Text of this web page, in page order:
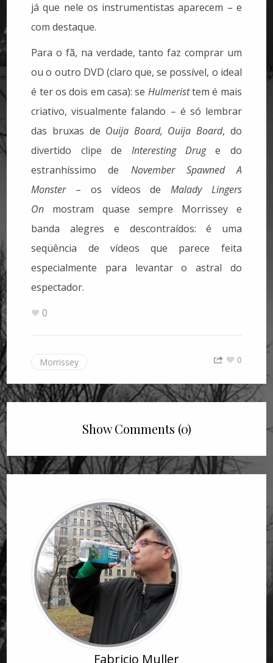
já que nele os instrumentistas aparecem – e
com destaque.
Para o fã, na verdade, tanto faz comprar um
ou o outro DVD (claro que, se possível, o ideal
é ter os dois em casa): se Hulmeristtem é mais
criativo, visualmente falando – é só lembrar
das bruxas de Ouija Board, Ouija Board, do
divertido clipe de Interesting Druge do
estranhíssimo de November Spawned A
Monster – os vídeos deMalady Lingers
On mostram quase sempre Morrissey e
banda alegres e descontraídos: é uma
seqüência de vídeos que parece feita
especialmente para levantar o astral do
espectador.
0
Morrissey 0
Show Comments (0)
Fabricio Muller